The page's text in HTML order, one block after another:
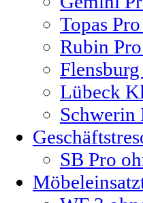
Topas
Rubin
Lübeck
SB Pro